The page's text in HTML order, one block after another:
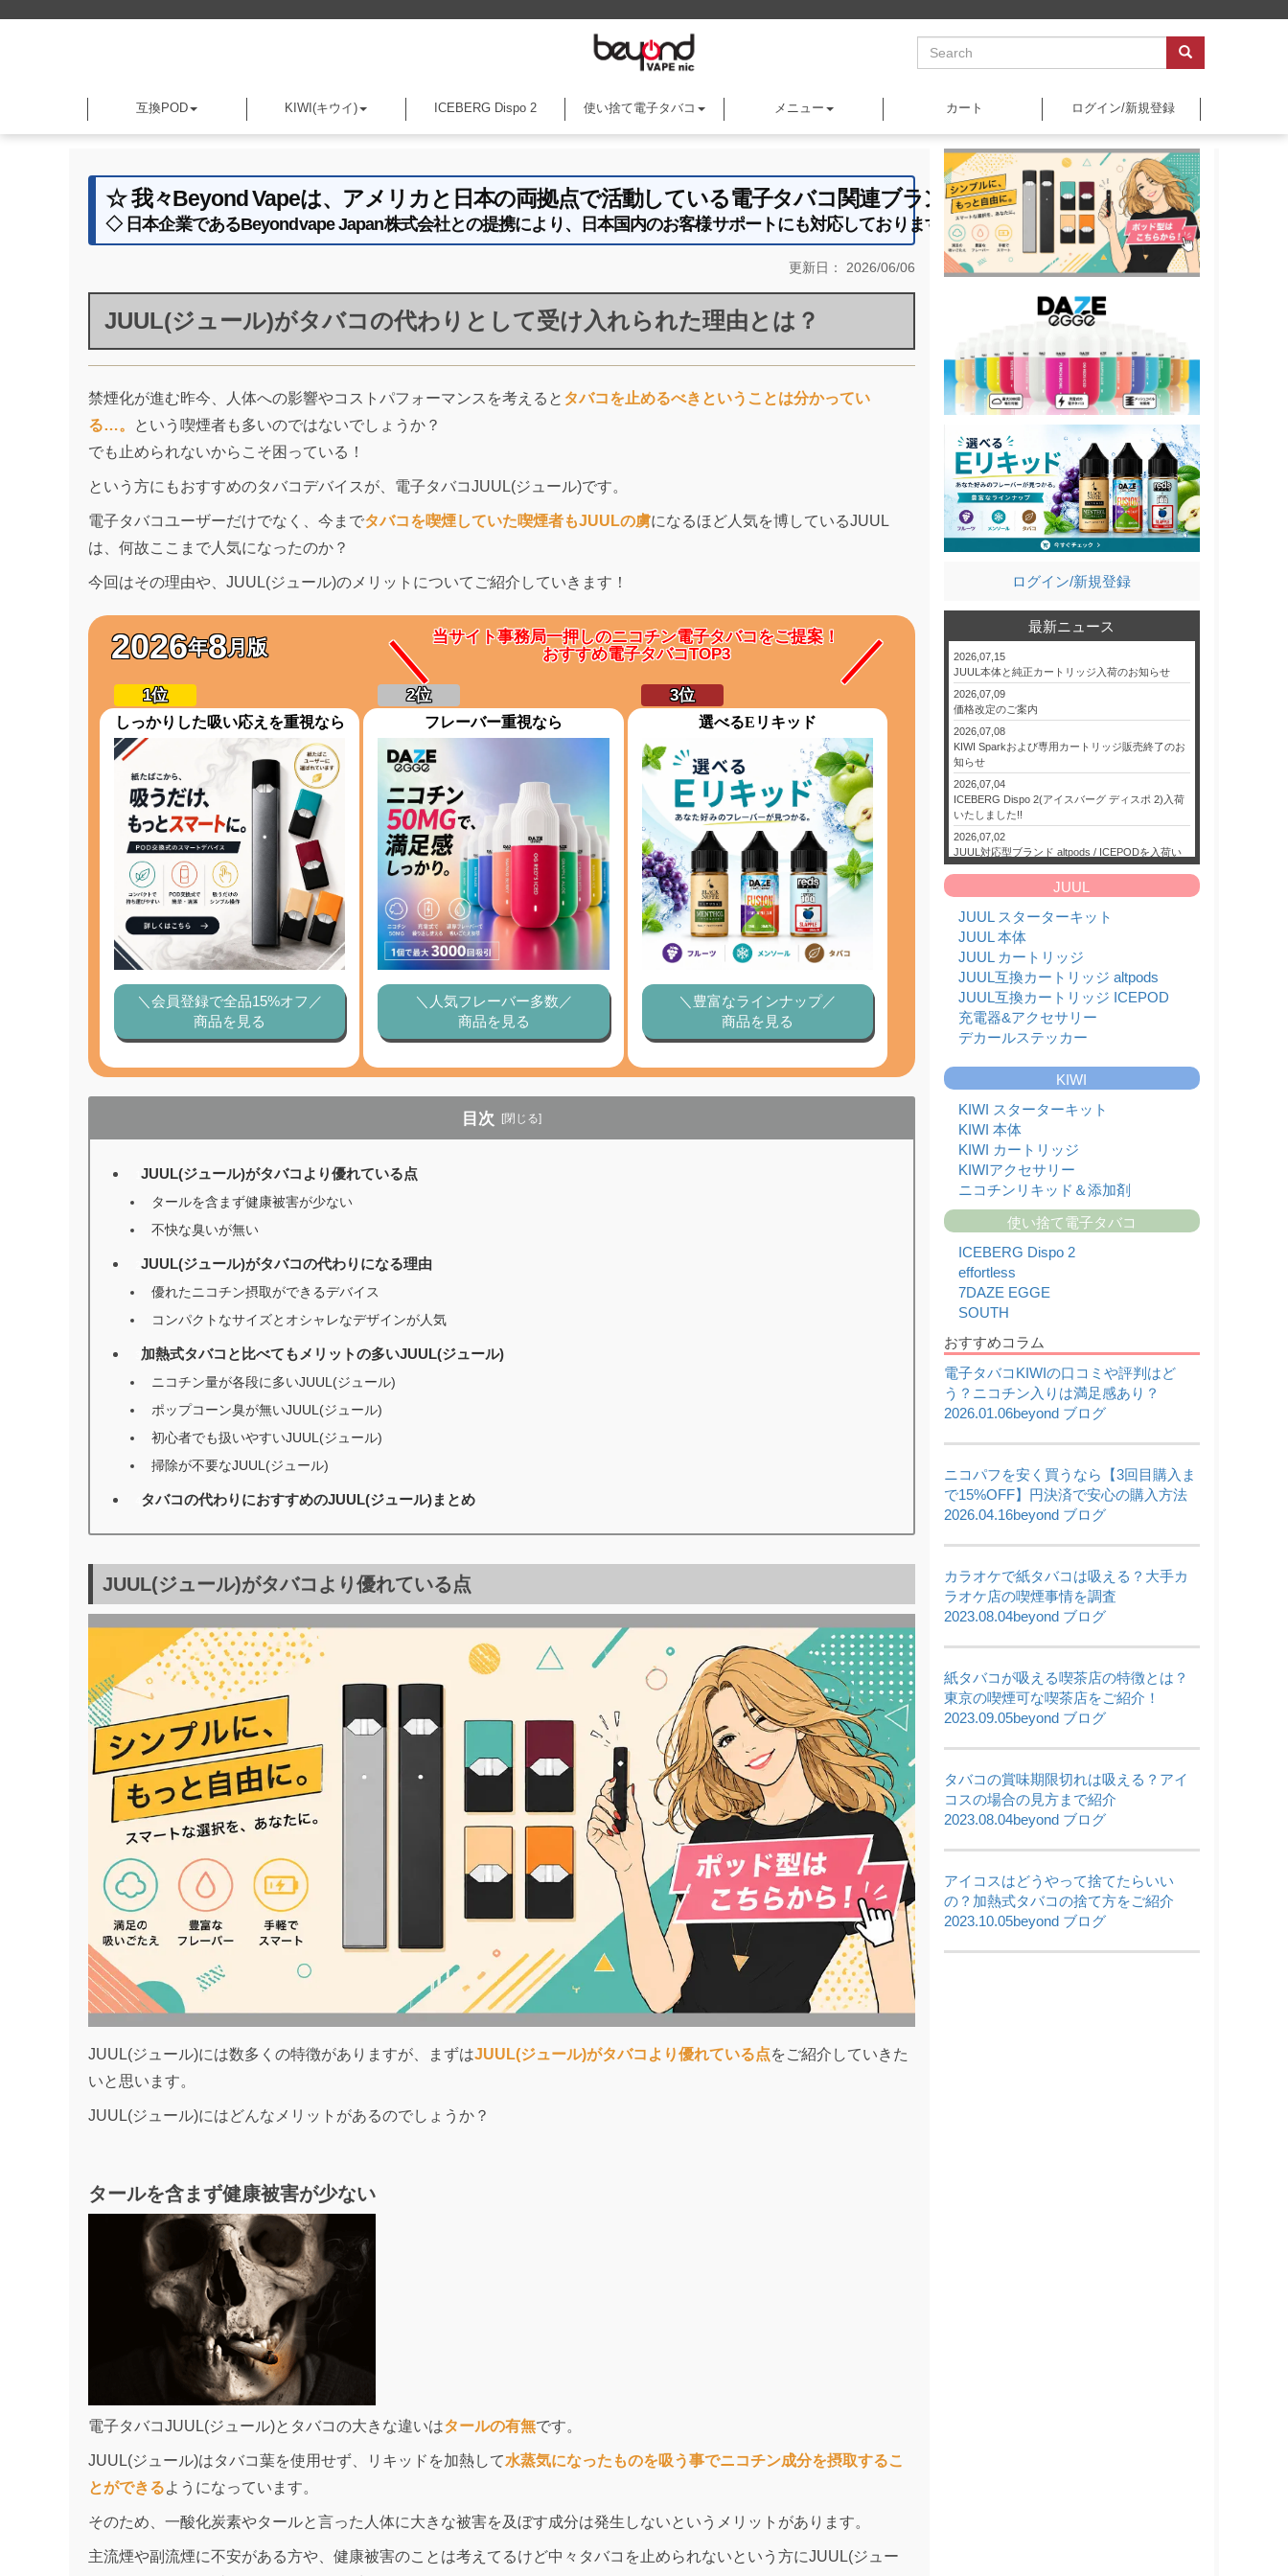
互換POD KIWI(キウイ) ICEBERG Dispo 2 使い捨て電子タバコ メニュー カート ログイン/新規登録
☆ 我々Beyond Vapeは、アメリカと日本の両拠点で活動している電子タバコ関連ブランドです ☆
◇ 日本企業であるBeyondvape Japan株式会社との提携により、日本国内のお客様サポートにも対応しております ◇
更新日： 2026/06/06
JUUL(ジュール)がタバコの代わりとして受け入れられた理由とは？
禁煙化が進む昨今、人体への影響やコストパフォーマンスを考えると タバコを止めるべきということは分かってい
る…。
という喫煙者も多いのではないでしょうか？
でも止められないからこそ困っている！
という方にもおすすめのタバコデバイスが、電子タバコJUUL(ジュール)です。
電子タバコユーザーだけでなく、今までタバコを喫煙していた喫煙者もJUULの虜になるほど人気を博しているJUUL
は、何故ここまで人気になったのか？
今回はその理由や、JUUL(ジュール)のメリットについてご紹介していきます！
2026年8月版
当サイト事務局一押しのニコチン電子タバコをご提案！
おすすめ電子タバコTOP3
しっかりした吸い応えを重視なら
＼会員登録で全品15%オフ／
商品を見る
フレーバー重視なら
＼人気フレーバー多数／
商品を見る
選べるEリキッド
＼豊富なラインナップ／
商品を見る
目次 [閉じる]
JUUL(ジュール)がタバコより優れている点
タールを含まず健康被害が少ない
不快な臭いが無い
JUUL(ジュール)がタバコの代わりになる理由
優れたニコチン摂取ができるデバイス
コンパクトなサイズとオシャレなデザインが人気
加熱式タバコと比べてもメリットの多いJUUL(ジュール)
ニコチン量が各段に多いJUUL(ジュール)
ポップコーン臭が無いJUUL(ジュール)
初心者でも扱いやすいJUUL(ジュール)
掃除が不要なJUUL(ジュール)
タバコの代わりにおすすめのJUUL(ジュール)まとめ
JUUL(ジュール)がタバコより優れている点
JUUL(ジュール)には数多くの特徴がありますが、まずはJUUL(ジュール)がタバコより優れている点をご紹介していきた
いと思います。
JUUL(ジュール)にはどんなメリットがあるのでしょうか？
タールを含まず健康被害が少ない
電子タバコJUUL(ジュール)とタバコの大きな違いはタールの有無です。
JUUL(ジュール)はタバコ葉を使用せず、リキッドを加熱して水蒸気になったものを吸う事でニコチン成分を摂取するこ
とができるようになっています。
そのため、一酸化炭素やタールと言った人体に大きな被害を及ぼす成分は発生しないというメリットがあります。
主流煙や副流煙に不安がある方や、健康被害のことは考えてるけど中々タバコを止められないという方にJUUL(ジュー
ログイン/新規登録
最新ニュース
2026,07,15
JUUL本体と純正カートリッジ入荷のお知らせ
2026,07,09
価格改定のご案内
2026,07,08
KIWI Sparkおよび専用カートリッジ販売終了のお
知らせ
2026,07,04
ICEBERG Dispo 2(アイスバーグ ディスポ 2)入荷
いたしました!!
2026,07,02
JUUL対応型ブランド altpods / ICEPODを入荷い
たしました!!
【本日限定】日本代表 決勝トーナメント進出記念
セール！
2026,06,24
JUUL本体と純正カートリッジ入荷のお知らせ
2026,06,20
KIWI本体と純正カートリッジを入荷いたしまし
た!!
2026,06,17
ICEBERG Dispo 2(アイスバーグ ディスポ 2)入荷
2026,06,13
JUUL対応型ブランド altpods / ICEPODを入荷い
たしました!!
2026,06,01
6月 - フレーバーランキング
2026,05,29
【本日限定】ワールドカップ開催記念セール第2
2026,05,27
JUUL本体と純正カートリッジ入荷のお知らせ
【5/22限定】ワールドカップ開催記念セール｜対
2026,05,20
使い捨て電子タバコ7DAZE EGGE(エギー)入荷い
たしました!!
2026,05,16
ICEBERG Dispo 2(アイスバーグ ディスポ 2)入荷
KIWI本体と純正カートリッジを入荷いたしまし
た!!
2026,05,06
たしました!!
5月 - フレーバーランキング
JUUL
JUUL スターターキット
JUUL 本体
JUUL カートリッジ
JUUL互換カートリッジ altpods
JUUL互換カートリッジ ICEPOD
充電器&アクセサリー
デカールステッカー
KIWI
KIWI スターターキット
KIWI 本体
KIWI カートリッジ
KIWIアクセサリー
ニコチンリキッド＆添加剤
使い捨て電子タバコ
ICEBERG Dispo 2
effortless
7DAZE EGGE
SOUTH
おすすめコラム
電子タバコKIWIの口コミや評判はど
う？ニコチン入りは満足感あり？
2026.01.06beyond ブログ
ニコパフを安く買うなら【3回目購入ま
で15%OFF】円決済で安心の購入方法
2026.04.16beyond ブログ
カラオケで紙タバコは吸える？大手カ
ラオケ店の喫煙事情を調査
2023.08.04beyond ブログ
紙タバコが吸える喫茶店の特徴とは？
東京の喫煙可な喫茶店をご紹介！
2023.09.05beyond ブログ
タバコの賞味期限切れは吸える？アイ
コスの場合の見方まで紹介
2023.08.04beyond ブログ
アイコスはどうやって捨てたらいい
の？加熱式タバコの捨て方をご紹介
2023.10.05beyond ブログ